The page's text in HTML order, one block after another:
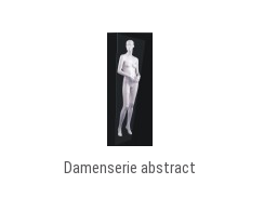
Damenserie abstract